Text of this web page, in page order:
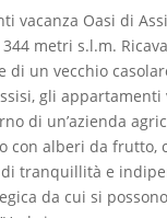
vacanza Oasi di
metri s.l.m.
di un vecchio
gli appartamenti
di un’azienda
con alberi da frutto,
di tranquillità e
da cui si